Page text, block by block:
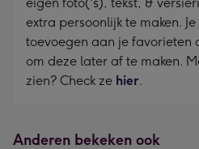
extra persoonlijk te maken.
toevoegen aan je favorieten
om deze later af te maken.
zien? Check ze hier.
Anderen bekeken ook